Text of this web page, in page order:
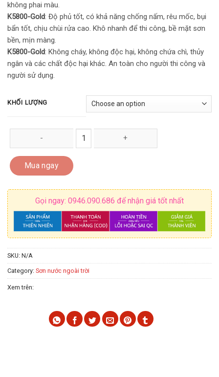
không phai màu.
K5800-Gold: Độ phủ tốt, có khả năng chống nấm, rêu mốc, bụi
bẩn tốt, chịu chùi rửa cao. Khô nhanh để thi công, bề mặt sơn
bền, mịn màng.
K5800-Gold: Không cháy, không độc hại, không chứa chì, thủy
ngân và các chất độc hại khác. An toàn cho người thi công và
người sử dụng.
KHỐI LƯỢNG
SƠN BÁN BÓNG CAO CẤP NGOÀI TRỜI K5800-GOLD quantity
Mua ngay
Gọi ngay: 0946.090.686 để nhận giá tốt nhất
SKU: N/A
Category: Sơn nước ngoài trời
Xem trên: